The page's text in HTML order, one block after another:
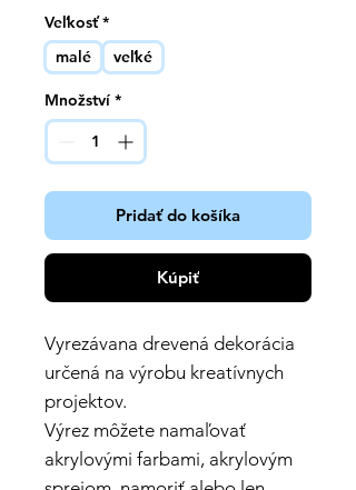
Veľkosť *
malé
veľké
Množství *
Pridať do košíka
Kúpiť
Vyrezávana drevená dekorácia
určená na výrobu kreatívnych
projektov.
Výrez môžete namaľovať
akrylovými farbami, akrylovým